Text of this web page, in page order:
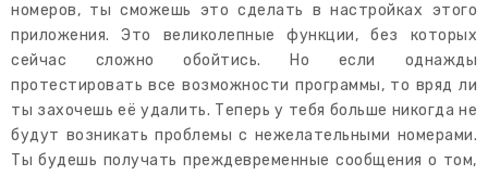
номеров, ты сможешь это сделать в настройках этого
приложения. Это великолепные функции, без которых
сейчас сложно обойтись. Но если однажды
протестировать все возможности программы, то вряд ли
ты захочешь её удалить. Теперь у тебя больше никогда не
будут возникать проблемы с нежелательными номерами.
Ты будешь получать преждевременные сообщения о том,